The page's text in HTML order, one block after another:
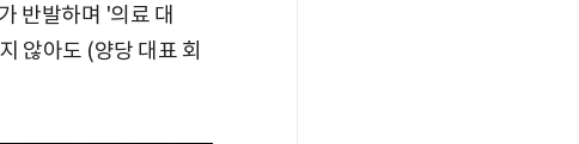
반발하며 '의료 대
않아도 (양당 대표 회